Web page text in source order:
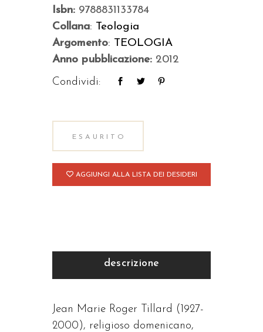
Isbn: 9788831133784
Collana: Teologia
Argomento: TEOLOGIA
Anno pubblicazione: 2012
Condividi:
ESAURITO
AGGIUNGI ALLA LISTA DEI DESIDERI
descrizione
Jean Marie Roger Tillard (1927-
2000), religioso domenicano,